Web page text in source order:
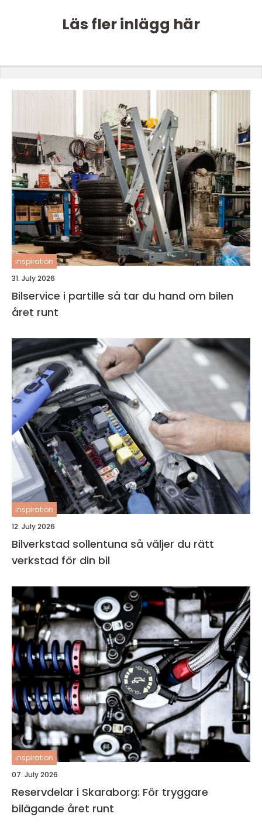
Läs fler inlägg här
inspiration
31. July 2026
Bilservice i partille så tar du hand om bilen
året runt
inspiration
12. July 2026
Bilverkstad sollentuna så väljer du rätt
verkstad för din bil
inspiration
07. July 2026
Reservdelar i Skaraborg: För tryggare
bilägande året runt